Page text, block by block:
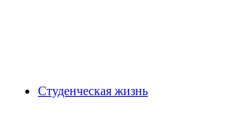
Студенческая жизнь